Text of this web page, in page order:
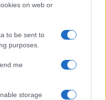
on web or
to be sent to
purposes.
me
storage